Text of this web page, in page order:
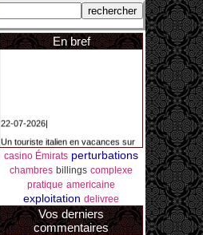
En bref
la Côte d’Azur a remporté un
jackpot exceptionnel de 84.631
euros dans la nuit de samedi à
dimanche au Casino Barrière Le
Croisette à Cannes. Il s’agit d’un
nouveau record de gains de l’année
2026 pour cet établissement.
casino Émirats perturbations
chambres billings complexe
pratique americaine
exploitation delivree
Vos derniers
commentaires